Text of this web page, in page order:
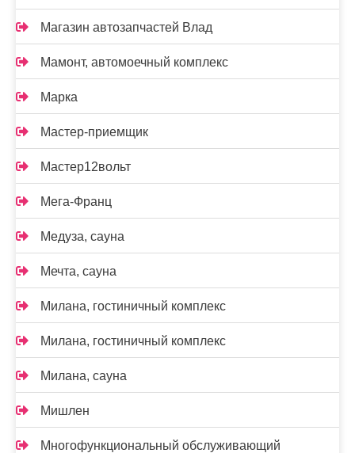
Магазин автозапчастей Влад
Мамонт, автомоечный комплекс
Марка
Мастер-приемщик
Мастер12вольт
Мега-Франц
Медуза, сауна
Мечта, сауна
Милана, гостиничный комплекс
Милана, гостиничный комплекс
Милана, сауна
Мишлен
Многофункциональный обслуживающий